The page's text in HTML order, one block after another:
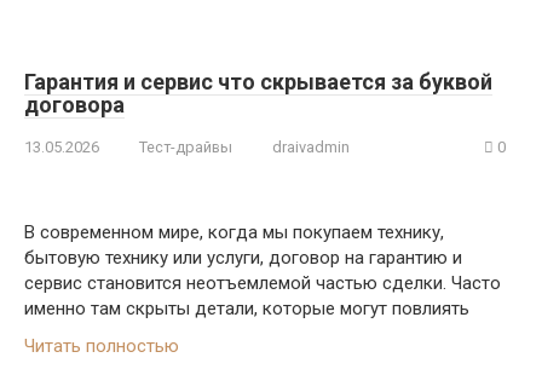
Гарантия и сервис что скрывается за буквой
договора
13.05.2026 Тест-драйвы draivadmin 0
В современном мире, когда мы покупаем технику,
бытовую технику или услуги, договор на гарантию и
сервис становится неотъемлемой частью сделки. Часто
именно там скрыты детали, которые могут повлиять
Читать полностью